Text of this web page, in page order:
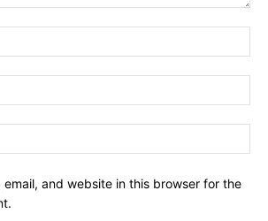
email, and website in this browser for the